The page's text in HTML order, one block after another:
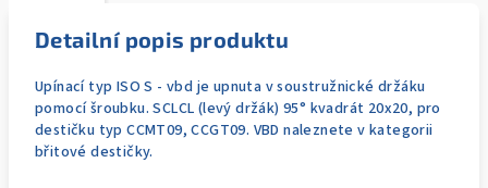
Detailní popis produktu
Upínací typ ISO S - vbd je upnuta v soustružnické držáku
pomocí šroubku. SCLCL (levý držák) 95° kvadrát 20x20, pro
destičku typ CCMT09, CCGT09. VBD naleznete v kategorii
břitové destičky.